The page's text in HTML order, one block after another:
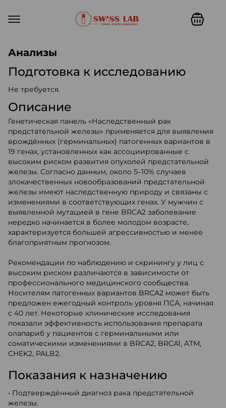
Анализы
Подготовка к исследованию
Не требуется.
Описание
Генетическая панель «Наследственный рак
предстательной железы» применяется для выявления
врождённых (герминальных) патогенных вариантов в
19 генах, установленных как ассоциированные с
высоким риском развития опухолей предстательной
железы. Согласно данным, около 5–10% случаев
злокачественных новообразований предстательной
железы имеют наследственную природу и связаны с
изменениями в соответствующих генах. У мужчин с
выявленной мутацией в гене BRCA2 заболевание
нередко начинается в более молодом возрасте,
характеризуется большей агрессивностью и менее
благоприятным прогнозом.
Рекомендации по наблюдению и скринингу у лиц с
высоким риском различаются в зависимости от
профессионального медицинского сообщества.
Носителям патогенных вариантов BRCA2 может быть
предложен ежегодный контроль уровня ПСА, начиная
с 40 лет. Некоторые клинические исследования
показали эффективность использования препарата
олапариб у пациентов с герминальными или
соматическими изменениями в BRCA2, BRCA1, ATM,
CHEK2, PALB2.
Показания к назначению
• Подтверждённый диагноз рака предстательной
железы.